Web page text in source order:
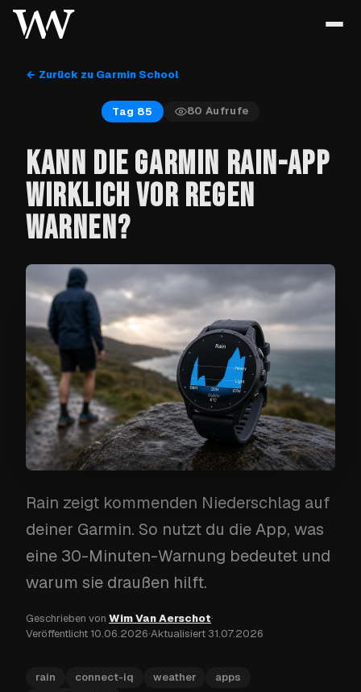
← Zurück zu Garmin School
Tag 85 80 Aufrufe
KANN DIE GARMIN RAIN-APP
WIRKLICH VOR REGEN
WARNEN?
Rain zeigt kommenden Niederschlag auf
deiner Garmin. So nutzt du die App, was
eine 30-Minuten-Warnung bedeutet und
warum sie draußen hilft.
Geschrieben von Wim Van Aerschot·
Veröffentlicht 10.06.2026·Aktualisiert 31.07.2026
rain connect-iq weather
apps